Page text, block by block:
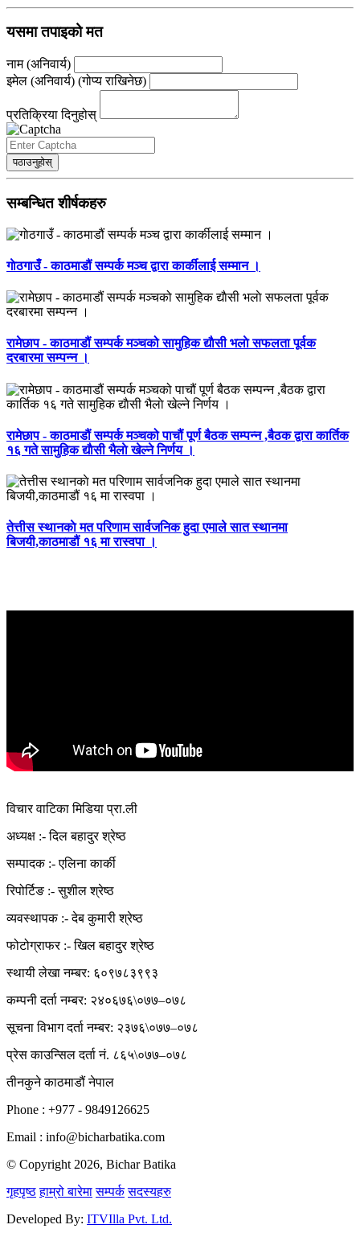
यसमा तपाइको मत
नाम (अनिवार्य)
इमेल (अनिवार्य) (गोप्य राखिनेछ)
प्रतिक्रिया दिनुहोस्
पठाउनुहोस्
सम्बन्धित शीर्षकहरु
गाेठगाउँ - काठमाडौं सम्पर्क मञ्च द्वारा कार्कीलाई सम्मान ।
रामेछाप - काठमाडौं सम्पर्क मञ्चको सामुहिक द्याैसी भ‌लाे सफलता पूर्वक
दरबारमा सम्पन्न ।
रामेछाप - काठमाडौं सम्पर्क मञ्चको पाचौं पूर्ण बैठक सम्पन्न ,बैठक द्वारा कार्तिक
१६ गते सामुहिक द्याैसी भैलाे खेल्ने निर्णय ।
तेत्तीस स्थानकाे मत परिणाम सार्वजनिक हुदा एमाले सात स्थानमा
बिजयी,काठमाडौं १६ मा रास्वपा ।
विचार वाटिका मिडिया प्रा.ली
अध्यक्ष :- दिल बहादुर श्रेष्ठ
सम्पादक :- एलिना कार्की
रिपोर्टिङ :- सुशील श्रेष्ठ
व्यवस्थापक :- देब कुमारी श्रेष्ठ
फोटोग्राफर :- खिल बहादुर श्रेष्ठ
स्थायी लेखा नम्बर: ६०९७८३९९३
कम्पनी दर्ता नम्बर: २४०६७६\०७७–०७८
सूचना विभाग दर्ता नम्बर: २३७६\०७७–०७८
प्रेस काउन्सिल दर्ता नं. ८६५\०७७–०७८
तीनकुने काठमाडौं नेपाल
Phone : +977 - 9849126625
Email : info@bicharbatika.com
© Copyright 2026, Bichar Batika
गृहपृष्ठ हाम्रो बारेमा सम्पर्क सदस्यहरु
Developed By: ITVIlla Pvt. Ltd.